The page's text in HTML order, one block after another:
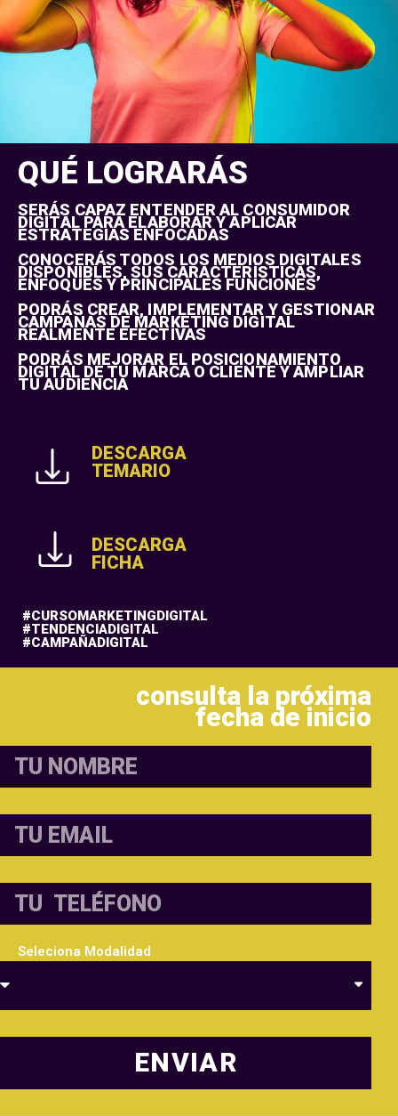
QUÉ LOGRARÁS
SERÁS CAPAZ ENTENDER AL CONSUMIDOR
DIGITAL PARA ELABORAR Y APLICAR
ESTRATEGIAS ENFOCADAS
CONOCERÁS TODOS LOS MEDIOS DIGITALES
DISPONIBLES, SUS CARACTERÍSTICAS,
ENFOQUES Y PRINCIPALES FUNCIONES
PODRÁS CREAR, IMPLEMENTAR Y GESTIONAR
CAMPAÑAS DE MARKETING DIGITAL
REALMENTE EFECTIVAS
PODRÁS MEJORAR EL POSICIONAMIENTO
DIGITAL DE TU MARCA O CLIENTE Y AMPLIAR
TU AUDIENCIA
DESCARGA
TEMARIO
DESCARGA
FICHA
#CURSOMARKETINGDIGITAL
#TENDENCIADIGITAL
#CAMPAÑADIGITAL
consulta la próxima
fecha de inicio
Seleciona Modalidad
ENVIAR